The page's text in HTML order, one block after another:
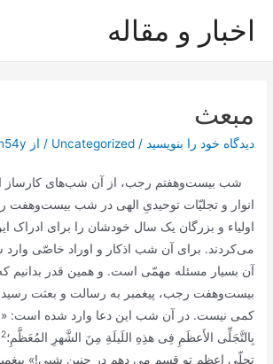
اخبار و مقاله
مبعث
دیدگاه‌ خود را بنویسید /
Uncategorized / از
شب بیست‌وهفتم رجب، از آن شب‌هاى کارساز
انوار و تجلیّات توحیدىِ الهى در شب بیست‌وهفت
اولیاء و بزرگان یک سال خودشان را براى ادراک
مى‌کردند. برای آن شب اذکار و اوراد خاصّى
آن بسیار مسئله مهمّى است. و همین قدر بدانیم
بیست‌وهفت رجب، پیغمبر به رسالت و بعثت
کمى نیست. در آن شب این دعا وارد شده است: «
بِالتَّجَلِّى الأَعظَمِ فِى هذِهِ اللَيلَةِ مِنَ الشَّهرِ المُعَظَّمِ؛2
تجلّىِ اعظم تو قسم مى دهم در چنین شبى!»